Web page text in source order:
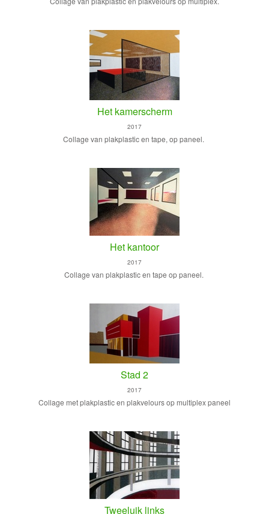
Het kamerscherm
2017
Collage van plakplastic en tape, op paneel.
Het kantoor
2017
Collage van plakplastic en tape op paneel.
Stad 2
2017
Collage met plakplastic en plakvelours op multiplex paneel
Tweeluik links